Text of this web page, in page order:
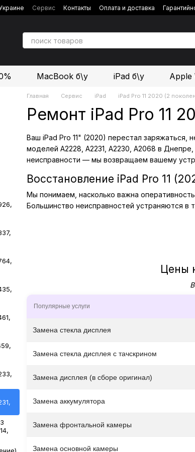
Сервис Контакты Оплата и доставка
Отзывы о магазине
MacBook б\у iPad б\у Apple
Главная Сервис iPad iPad Pro 11 2020 (2
Ремонт iPad Pro 11
Ваш iPad Pro 11" (2020) перестал заряжаться,
моделей A2228, A2231, A2230, A2068 в
неисправности — мы возвращаем вашему
Восстановление iPad Pro 11
Мы понимаем, насколько важна
Большинство неисправностей устраняются в
Цены
Популярные услуги
Замена стекла дисплея
Замена стекла дисплея с тачскрином
Замена дисплея (в сборе оригинал)
Замена аккумулятора
Замена фронтальной камеры
Замена основной камеры